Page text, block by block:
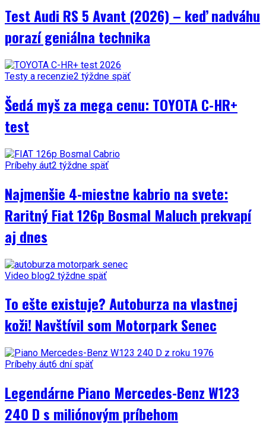
Test Audi RS 5 Avant (2026) – keď nadváhu
porazí geniálna technika
Testy a recenzie2 týždne späť
Šedá myš za mega cenu: TOYOTA C-HR+
test
Príbehy áut2 týždne späť
Najmenšie 4-miestne kabrio na svete:
Raritný Fiat 126p Bosmal Maluch prekvapí
aj dnes
Video blog2 týždne späť
To ešte existuje? Autoburza na vlastnej
koži! Navštívil som Motorpark Senec
Príbehy áut6 dní späť
Legendárne Piano Mercedes-Benz W123
240 D s miliónovým príbehom